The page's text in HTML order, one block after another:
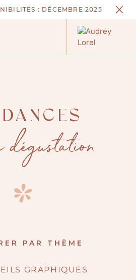
: DÉCEMBRE 2025
PAR THÈME
GRAPHIQUES